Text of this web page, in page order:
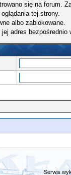
się na forum.
tej strony.
albo zablokowane.
adres
Serwis